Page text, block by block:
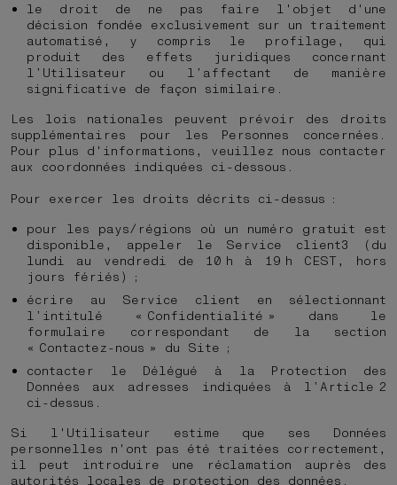
le droit de ne pas faire l'objet d'une
décision fondée exclusivement sur un traitement
automatisé, y compris le profilage, qui
produit des effets juridiques concernant
l’Utilisateur ou l’affectant de manière
significative de façon similaire.
Les lois nationales peuvent prévoir des droits
supplémentaires pour les Personnes concernées.
Pour plus d'informations, veuillez nous contacter
aux coordonnées indiquées ci-dessous.
Pour exercer les droits décrits ci-dessus :
pour les pays/régions où un numéro gratuit est
disponible, appeler le Service client3
(du
lundi au vendredi de 10 h à 19 h CEST, hors
jours fériés) ;
écrire au Service client en sélectionnant
l’intitulé « Confidentialité » dans le
formulaire correspondant de la section
« Contactez-nous » du Site ;
contacter le Délégué à la Protection des
Données aux adresses indiquées à l’Article 2
ci-dessus.
Si l'Utilisateur estime que ses Données
personnelles n'ont pas été traitées correctement,
il peut introduire une réclamation auprès des
autorités locales de protection des données.